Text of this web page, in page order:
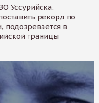
Уссурийска.
рекорд по
подозревается в
границы